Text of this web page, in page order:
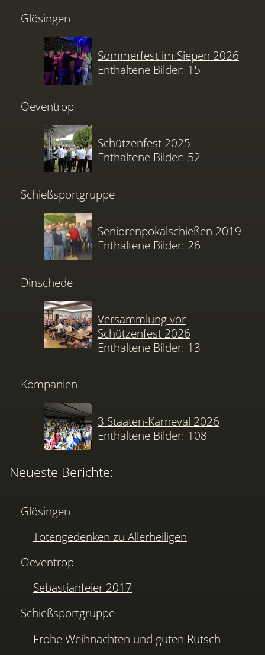
Glösingen
Sommerfest im Siepen 2026
Enthaltene Bilder: 15
Oeventrop
Schützenfest 2025
Enthaltene Bilder: 52
Schießsportgruppe
Seniorenpokalschießen 2019
Enthaltene Bilder: 26
Dinschede
Versammlung vor
Schützenfest 2026
Enthaltene Bilder: 13
Kompanien
3 Staaten-Karneval 2026
Enthaltene Bilder: 108
Neueste Berichte:
Glösingen
Totengedenken zu Allerheiligen
Oeventrop
Sebastianfeier 2017
Schießsportgruppe
Frohe Weihnachten und guten Rutsch